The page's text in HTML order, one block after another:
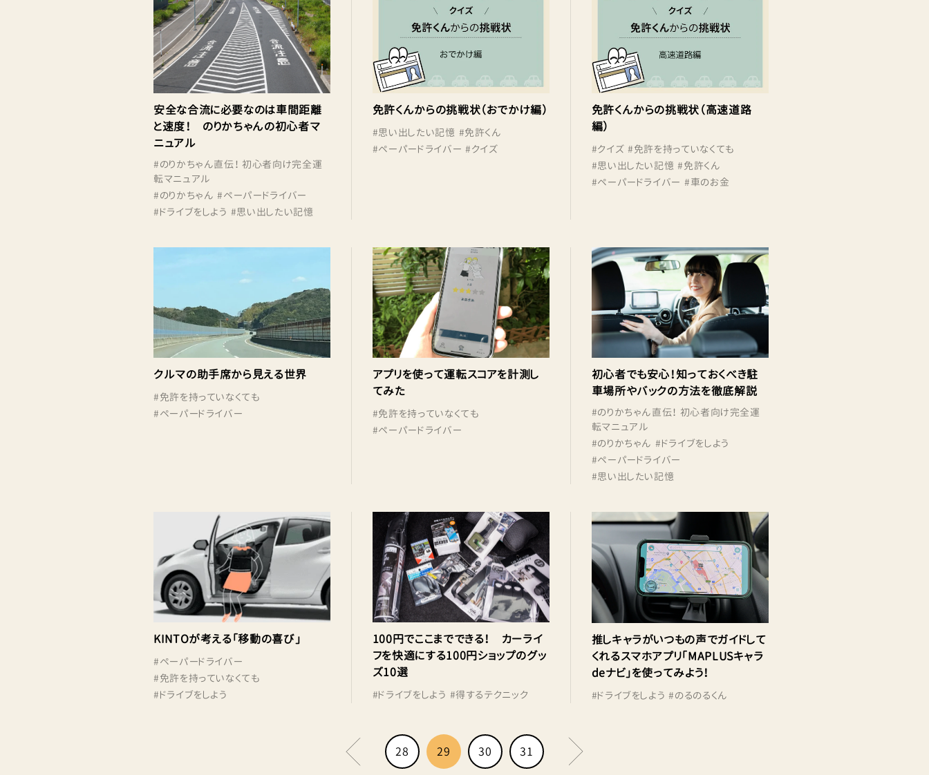
安全な合流に必要なのは車間距離
と速度！ のりかちゃんの初心者マ
ニュアル
#のりかちゃん直伝！ 初心者向け完全運
転マニュアル
#のりかちゃん #ペーパードライバー
#ドライブをしよう #思い出したい記憶
免許くんからの挑戦状（おでかけ編）
#思い出したい記憶 #免許くん
#ペーパードライバー #クイズ
免許くんからの挑戦状（高速道路
編）
#クイズ #免許を持っていなくても
#思い出したい記憶 #免許くん
#ペーパードライバー #車のお金
クルマの助手席から見える世界
#免許を持っていなくても
#ペーパードライバー
アプリを使って運転スコアを計測し
てみた
#免許を持っていなくても
#ペーパードライバー
初心者でも安心！知っておくべき駐
車場所やバックの方法を徹底解説
#のりかちゃん直伝！ 初心者向け完全運
転マニュアル
#のりかちゃん #ドライブをしよう
#ペーパードライバー
#思い出したい記憶
KINTOが考える「移動の喜び」
#ペーパードライバー
#免許を持っていなくても
#ドライブをしよう
100円でここまでできる！ カーライ
フを快適にする100円ショップのグッ
ズ10選
#ドライブをしよう #得するテクニック
推しキャラがいつもの声でガイドして
くれるスマホアプリ「MAPLUSキャラ
deナビ」を使ってみよう！
#ドライブをしよう #のるのるくん
28 29 30 31